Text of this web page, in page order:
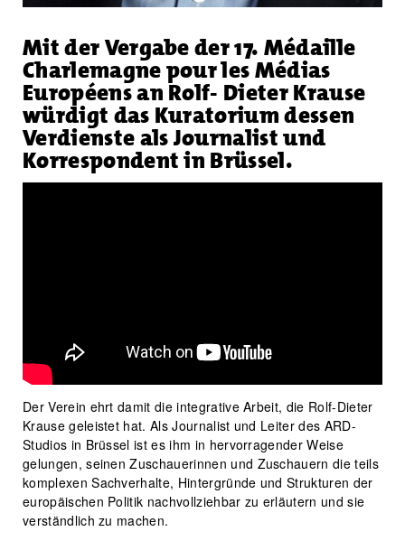
Mit der Vergabe der 17. Médaille
Charlemagne pour les Médias
Européens an Rolf- Dieter Krause
würdigt das Kuratorium dessen
Verdienste als Journalist und
Korrespondent in Brüssel.
Der Verein ehrt damit die integrative Arbeit, die Rolf-Dieter
Krause geleistet hat. Als Journalist und Leiter des ARD-
Studios in Brüssel ist es ihm in hervorragender Weise
gelungen, seinen Zuschauerinnen und Zuschauern die teils
komplexen Sachverhalte, Hintergründe und Strukturen der
europäischen Politik nachvollziehbar zu erläutern und sie
verständlich zu machen.